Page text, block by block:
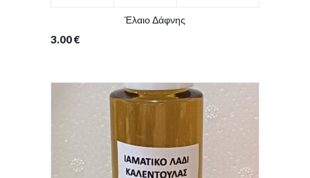
Έλαιο Δάφνης
3.00€